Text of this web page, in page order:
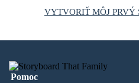
VYTVORIŤ MÔJ PRVÝ
Pomoc